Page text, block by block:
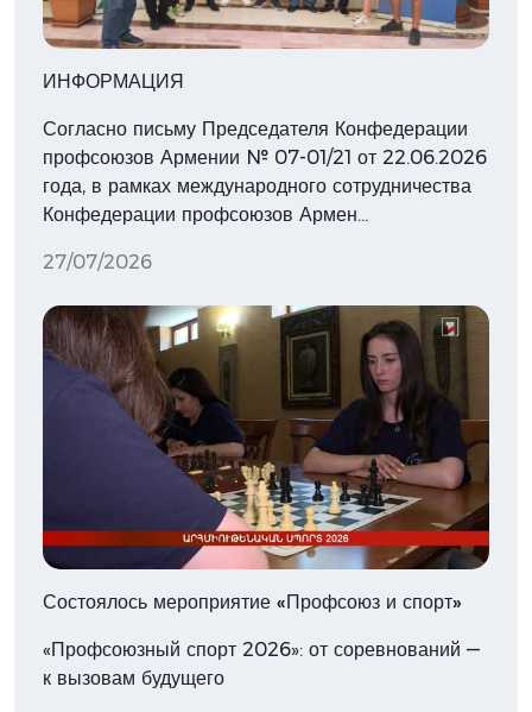
ИНФОРМАЦИЯ
Согласно письму Председателя Конфедерации
профсоюзов Армении № 07-01/21 от 22.06.2026
года, в рамках международного сотрудничества
Конфедерации профсоюзов Армен…
27/07/2026
Состоялось мероприятие «Профсоюз и спорт»
«Профсоюзный спорт 2026»: от соревнований —
к вызовам будущего